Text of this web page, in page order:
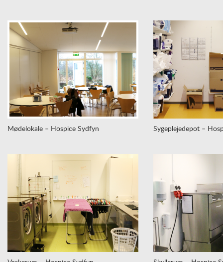
Mødelokale – Hospice Sydfyn Sygeplejedepot –